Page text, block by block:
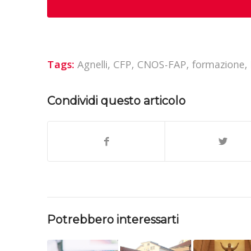
Tags: Agnelli, CFP, CNOS-FAP, formazione,
Condividi questo articolo
Potrebbero interessarti